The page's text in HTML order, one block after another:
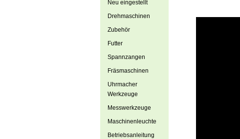
Neu eingestellt
Drehmaschinen
Zubehör
Futter
Spannzangen
Fräsmaschinen
Uhrmacher
Werkzeuge
Messwerkzeuge
Maschinenleuchte
Betriebsanleitung